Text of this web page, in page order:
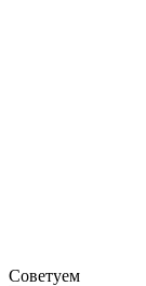
Советуем